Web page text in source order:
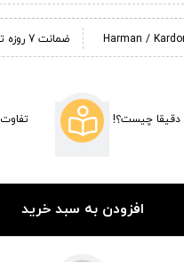
ضمانت 7 روزه تست اصالت کالا
دقیقا چیست؟! تفاوت
افزودن به سبد خرید